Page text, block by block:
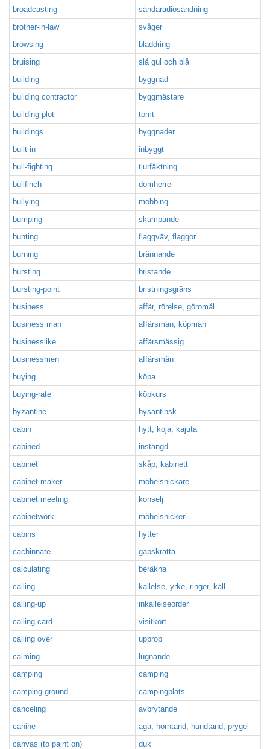
broadcasting
sändaradiosändning
brother-in-law
svåger
browsing
bläddring
bruising
slå gul och blå
building
byggnad
building contractor
byggmästare
building plot
tomt
buildings
byggnader
built-in
inbyggt
bull-fighting
tjurfäktning
bullfinch
domherre
bullying
mobbing
bumping
skumpande
bunting
flaggväv, flaggor
burning
brännande
bursting
bristande
bursting-point
bristningsgräns
business
affär, rörelse, göromål
business man
affärsman, köpman
businesslike
affärsmässig
businessmen
affärsmän
buying
köpa
buying-rate
köpkurs
byzantine
bysantinsk
cabin
hytt, koja, kajuta
cabined
instängd
cabinet
skåp, kabinett
cabinet-maker
möbelsnickare
cabinet meeting
konselj
cabinetwork
möbelsnickeri
cabins
hytter
cachinnate
gapskratta
calculating
beräkna
calling
kallelse, yrke, ringer, kall
calling-up
inkallelseorder
calling card
visitkort
calling over
upprop
calming
lugnande
camping
camping
camping-ground
campingplats
canceling
avbrytande
canine
aga, hörntand, hundtand, prygel
canvas (to paint on)
duk